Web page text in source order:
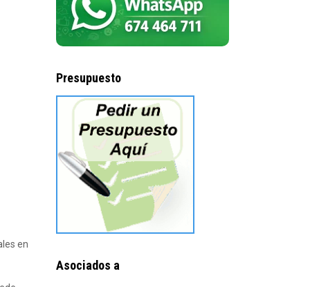
en
Presupuesto
Asociados a